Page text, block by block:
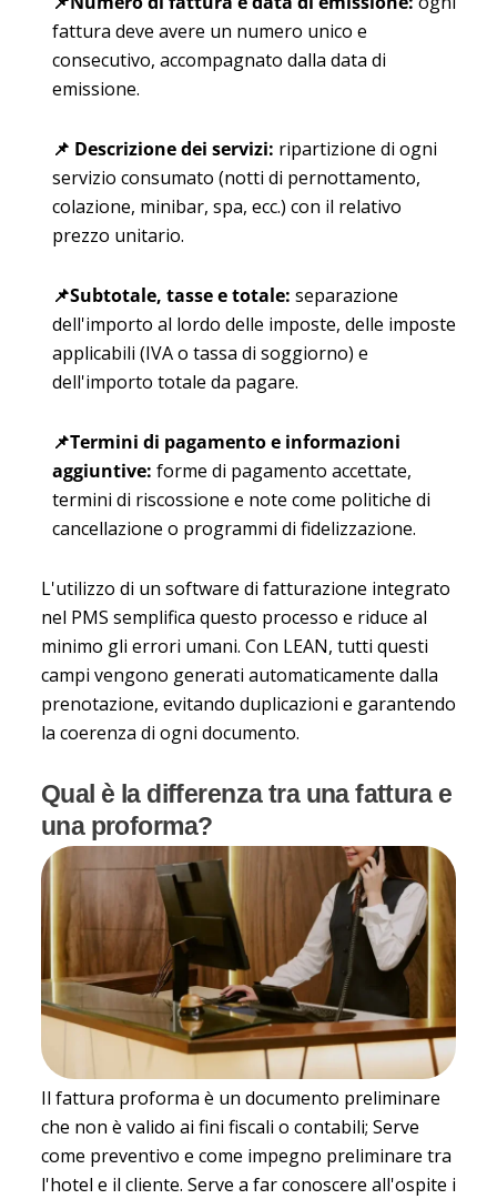
fattura deve avere un numero unico e
consecutivo, accompagnato dalla data di
emissione.
📌 Descrizione dei servizi: ripartizione di ogni
servizio consumato (notti di pernottamento,
colazione, minibar, spa, ecc.) con il relativo
prezzo unitario.
📌Subtotale, tasse e totale: separazione
dell'importo al lordo delle imposte, delle imposte
applicabili (IVA o tassa di soggiorno) e
dell'importo totale da pagare.
📌Termini di pagamento e informazioni
aggiuntive: forme di pagamento accettate,
termini di riscossione e note come politiche di
cancellazione o programmi di fidelizzazione.
L'utilizzo di un software di fatturazione integrato
nel PMS semplifica questo processo e riduce al
minimo gli errori umani. Con LEAN, tutti questi
campi vengono generati automaticamente dalla
prenotazione, evitando duplicazioni e garantendo
la coerenza di ogni documento.
Qual è la differenza tra una fattura e
una proforma?
Il fattura proforma è un documento preliminare
che non è valido ai fini fiscali o contabili; Serve
come preventivo e come impegno preliminare tra
l'hotel e il cliente. Serve a far conoscere all'ospite i